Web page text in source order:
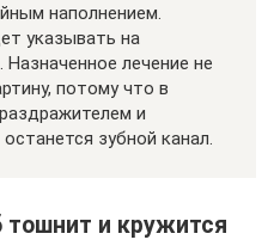
наполнением.
указывать на
лечение не
потому что в
и
зубной канал.
тошнит и кружится